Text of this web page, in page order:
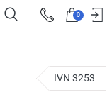
0
IVN 3253